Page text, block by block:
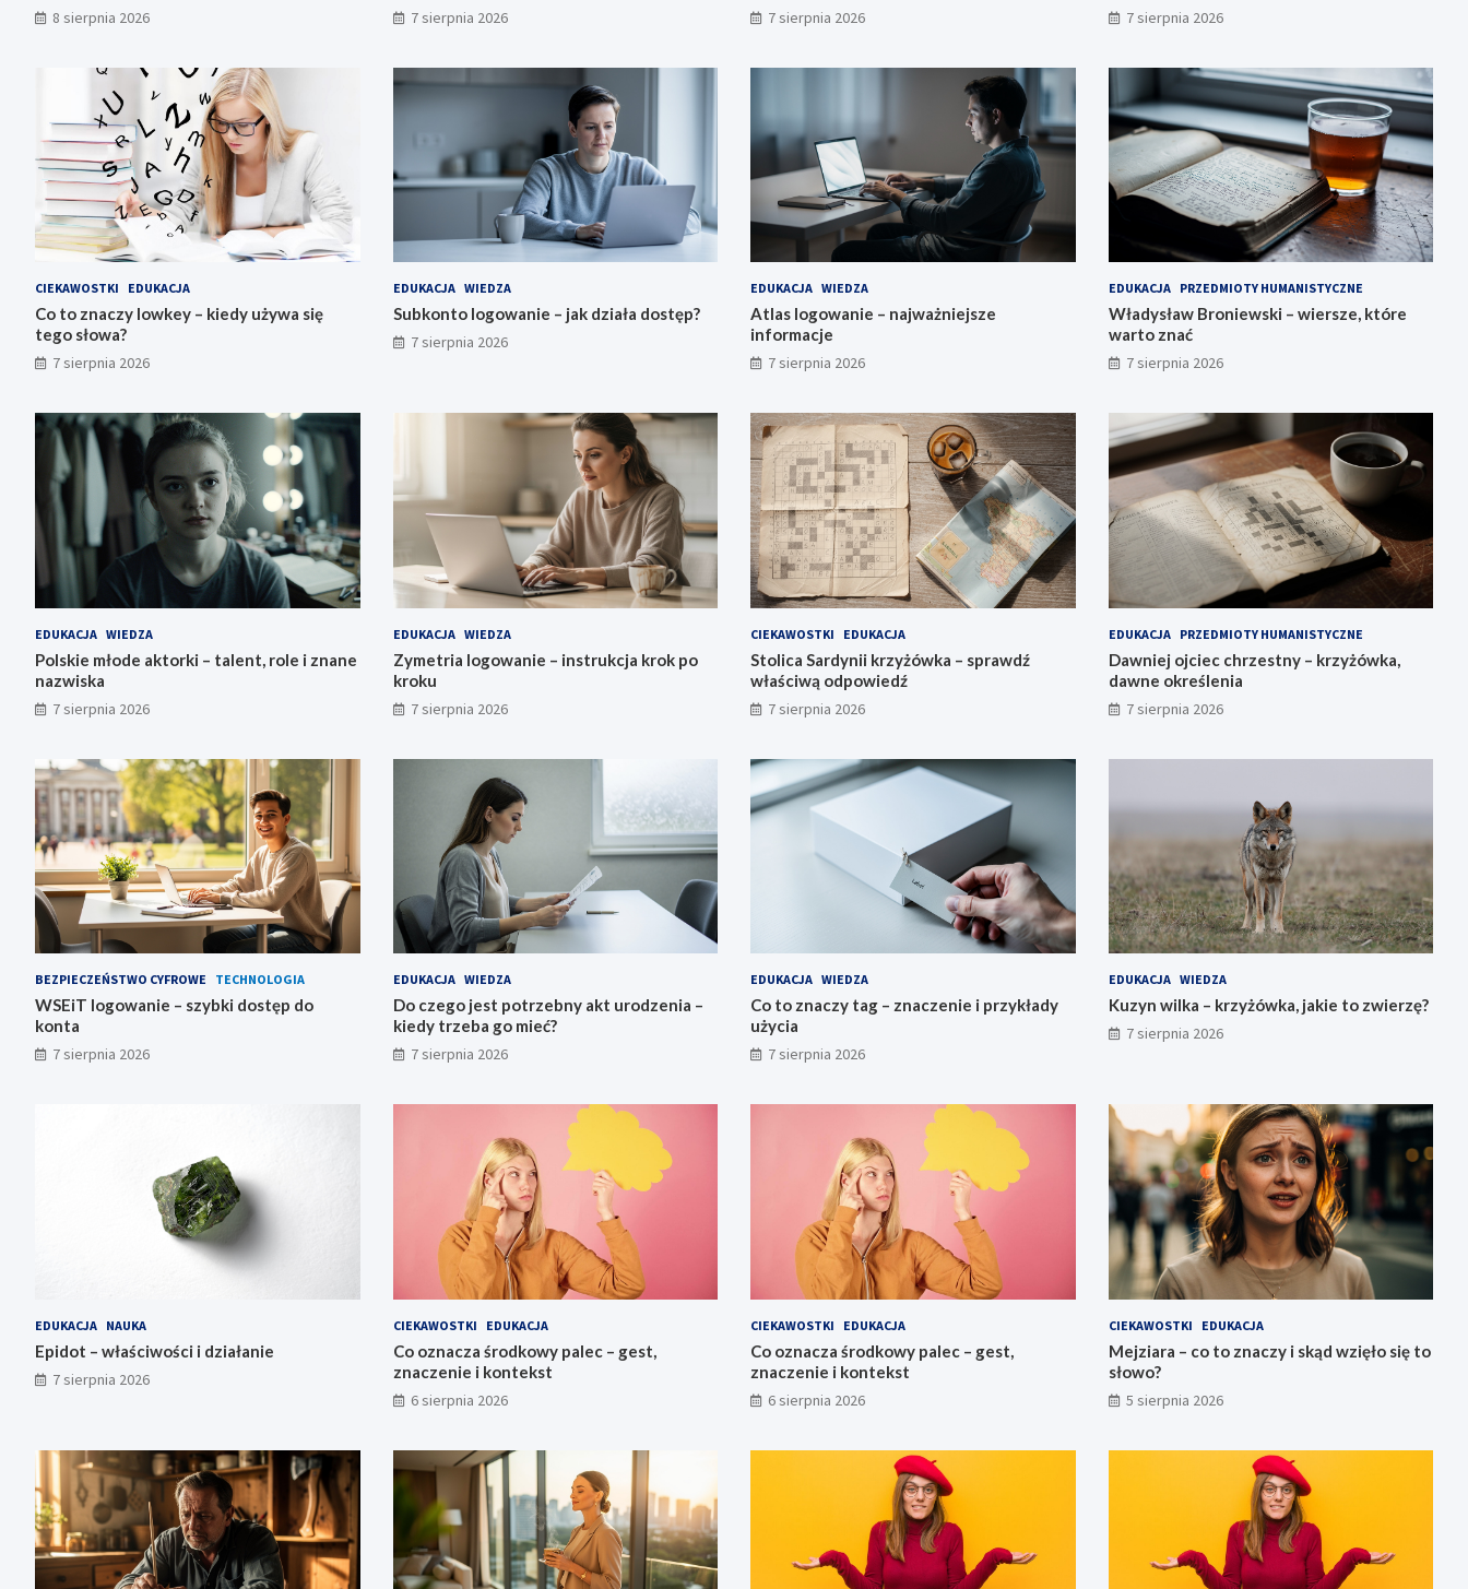
8 sierpnia 2026
7 sierpnia 2026
7 sierpnia 2026
7 sierpnia 2026
CIEKAWOSTKI EDUKACJA
Co to znaczy lowkey – kiedy używa się
tego słowa?
7 sierpnia 2026
EDUKACJA WIEDZA
Subkonto logowanie – jak działa dostęp?
7 sierpnia 2026
EDUKACJA WIEDZA
Atlas logowanie – najważniejsze
informacje
7 sierpnia 2026
EDUKACJA PRZEDMIOTY HUMANISTYCZNE
Władysław Broniewski – wiersze, które
warto znać
7 sierpnia 2026
EDUKACJA WIEDZA
Polskie młode aktorki – talent, role i znane
nazwiska
7 sierpnia 2026
EDUKACJA WIEDZA
Zymetria logowanie – instrukcja krok po
kroku
7 sierpnia 2026
CIEKAWOSTKI EDUKACJA
Stolica Sardynii krzyżówka – sprawdź
właściwą odpowiedź
7 sierpnia 2026
EDUKACJA PRZEDMIOTY HUMANISTYCZNE
Dawniej ojciec chrzestny – krzyżówka,
dawne określenia
7 sierpnia 2026
BEZPIECZEŃSTWO CYFROWE TECHNOLOGIA
WSEiT logowanie – szybki dostęp do
konta
7 sierpnia 2026
EDUKACJA WIEDZA
Do czego jest potrzebny akt urodzenia –
kiedy trzeba go mieć?
7 sierpnia 2026
EDUKACJA WIEDZA
Co to znaczy tag – znaczenie i przykłady
użycia
7 sierpnia 2026
EDUKACJA WIEDZA
Kuzyn wilka – krzyżówka, jakie to zwierzę?
7 sierpnia 2026
EDUKACJA NAUKA
Epidot – właściwości i działanie
7 sierpnia 2026
CIEKAWOSTKI EDUKACJA
Co oznacza środkowy palec – gest,
znaczenie i kontekst
6 sierpnia 2026
CIEKAWOSTKI EDUKACJA
Co oznacza środkowy palec – gest,
znaczenie i kontekst
6 sierpnia 2026
CIEKAWOSTKI EDUKACJA
Mejziara – co to znaczy i skąd wzięło się to
słowo?
5 sierpnia 2026